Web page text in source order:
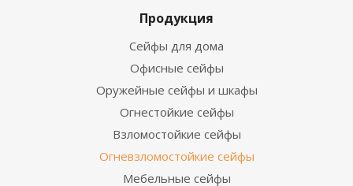
Продукция
Сейфы для дома
Офисные сейфы
Оружейные сейфы и шкафы
Огнестойкие сейфы
Взломостойкие сейфы
Огневзломостойкие сейфы
Мебельные сейфы